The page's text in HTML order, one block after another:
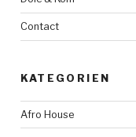
Contact
KATEGORIEN
Afro House